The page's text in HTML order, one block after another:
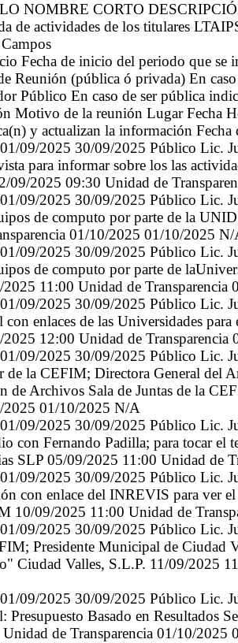
NOMBRE CORTO
de actividades de los titulares
Fecha de inicio del periodo que se
Reunión (pública ó privada) En
Público En caso de ser pública
Motivo de la reunión Lugar Fecha
y actualizan la información
09/2025 30/09/2025 Público Lic.
para informar sobre los las
09/2025 09:30 Unidad de
09/2025 30/09/2025 Público Lic.
de computo por parte de la
01/10/2025 01/10/2025
09/2025 30/09/2025 Público Lic.
de computo por parte de
11:00 Unidad de
09/2025 30/09/2025 Público Lic.
con enlaces de las Universidades
12:00 Unidad de
09/2025 30/09/2025 Público Lic.
de la CEFIM; Directora General del
de Archivos Sala de Juntas de la
2025 01/10/2025 N/A
09/2025 30/09/2025 Público Lic.
con Fernando Padilla; para tocar el
SLP 05/09/2025 11:00 Unidad de
09/2025 30/09/2025 Público Lic.
con enlace del INREVIS para ver
10/09/2025 11:00 Unidad de
09/2025 30/09/2025 Público Lic.
Presidente Municipal de Ciudad
Ciudad Valles, S.L.P. 11/09/2025
09/2025 30/09/2025 Público Lic.
Presupuesto Basado en Resultados
Unidad de Transparencia 01/10/2025